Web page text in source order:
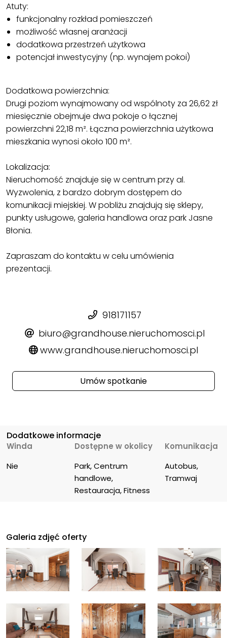
Atuty:
funkcjonalny rozkład pomieszczeń
możliwość własnej aranżacji
dodatkowa przestrzeń użytkowa
potencjał inwestycyjny (np. wynajem pokoi)
Dodatkowa powierzchnia:
Drugi poziom wynajmowany od wspólnoty za 26,62 zł
miesięcznie obejmuje dwa pokoje o łącznej
powierzchni 22,18 m². Łączna powierzchnia użytkowa
mieszkania wynosi około 100 m².
Lokalizacja:
Nieruchomość znajduje się w centrum przy al.
Wyzwolenia, z bardzo dobrym dostępem do
komunikacji miejskiej. W pobliżu znajdują się sklepy,
punkty usługowe, galeria handlowa oraz park Jasne
Błonia.
Zapraszam do kontaktu w celu umówienia
prezentacji.
918171157
biuro@grandhouse.nieruchomosci.pl
www.grandhouse.nieruchomosci.pl
Umów spotkanie
Dodatkowe informacje
Winda
Nie
Dostępne w okolicy
Park, Centrum
handlowe,
Restauracja, Fitness
Komunikacja
Autobus,
Tramwaj
Galeria zdjęć oferty